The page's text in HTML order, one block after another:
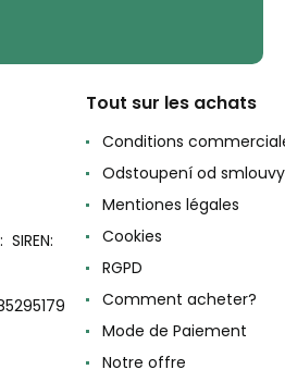
Tout sur les achats
Conditions
Odstoupení od smlouvy
Mentiones légales
Cookies
RGPD
Comment acheter?
Mode de Paiement
Notre offre